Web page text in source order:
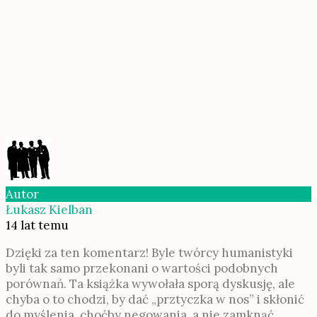
Autor
Łukasz Kielban
14 lat temu
Dzięki za ten komentarz! Byle twórcy humanistyki
byli tak samo przekonani o wartości podobnych
porównań. Ta książka wywołała sporą dyskusję, ale
chyba o to chodzi, by dać „prztyczka w nos” i skłonić